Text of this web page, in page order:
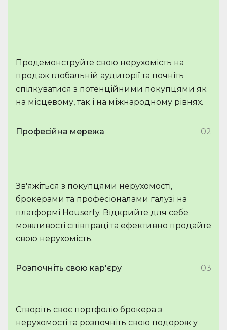
Продемонструйте свою нерухомість на
продаж глобальній аудиторії та почніть
спілкуватися з потенційними покупцями як
на місцевому, так і на міжнародному рівнях.
Професійна мережа 02
Зв'яжіться з покупцями нерухомості,
брокерами та професіоналами галузі на
платформі Houserfy. Відкрийте для себе
можливості співпраці та ефективно продайте
свою нерухомість.
Розпочніть свою кар'єру 03
Створіть своє портфоліо брокера з
нерухомості та розпочніть свою подорож у